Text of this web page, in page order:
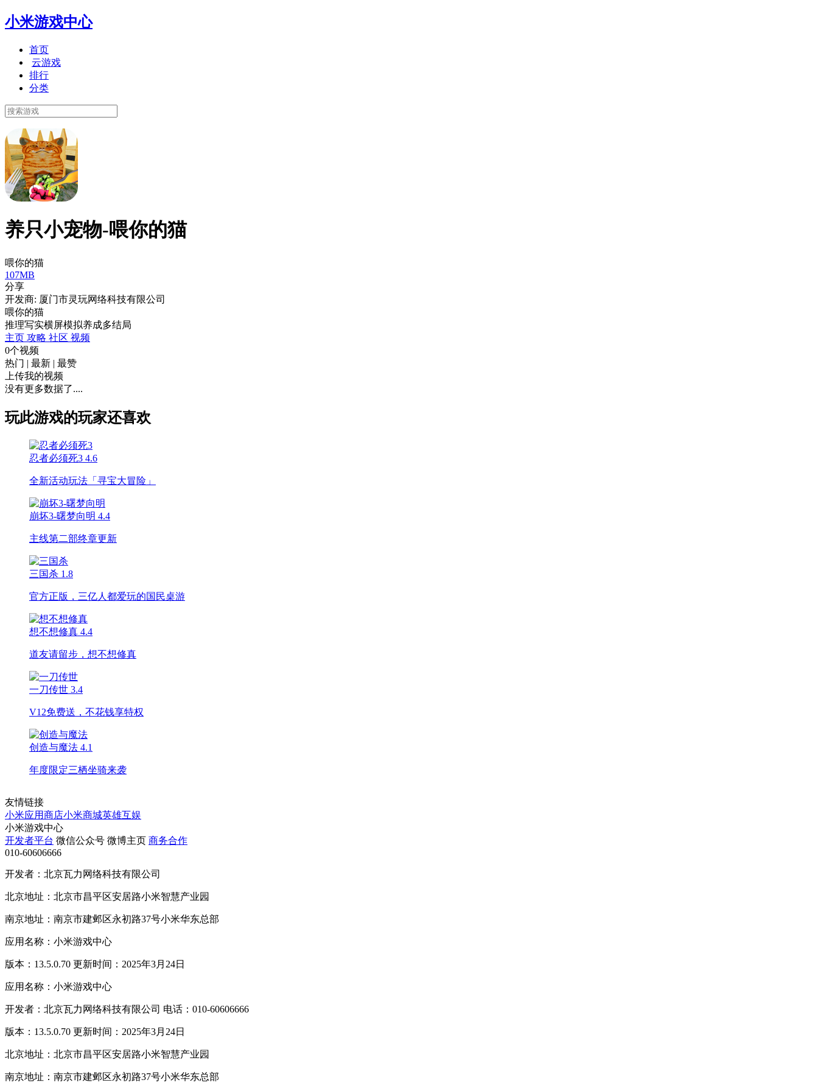
小米游戏中心
首页
云游戏
排行
分类
养只小宠物-喂你的猫
喂你的猫
107MB
分享
开发商: 厦门市灵玩网络科技有限公司
喂你的猫
推理写实横屏模拟养成多结局
主页 攻略 社区 视频
0个视频
热门 | 最新 | 最赞
上传我的视频
没有更多数据了....
玩此游戏的玩家还喜欢
忍者必须死3 4.6
全新活动玩法「寻宝大冒险」
崩坏3-曙梦向明 4.4
主线第二部终章更新
三国杀 1.8
官方正版，三亿人都爱玩的国民桌游
想不想修真 4.4
道友请留步，想不想修真
一刀传世 3.4
V12免费送，不花钱享特权
创造与魔法 4.1
年度限定三栖坐骑来袭
友情链接
小米应用商店小米商城英雄互娱
小米游戏中心
开发者平台 微信公众号 微博主页 商务合作
010-60606666
开发者：北京瓦力网络科技有限公司
北京地址：北京市昌平区安居路小米智慧产业园
南京地址：南京市建邺区永初路37号小米华东总部
应用名称：小米游戏中心
版本：13.5.0.70 更新时间：2025年3月24日
应用名称：小米游戏中心
开发者：北京瓦力网络科技有限公司 电话：010-60606666
版本：13.5.0.70 更新时间：2025年3月24日
北京地址：北京市昌平区安居路小米智慧产业园
南京地址：南京市建邺区永初路37号小米华东总部